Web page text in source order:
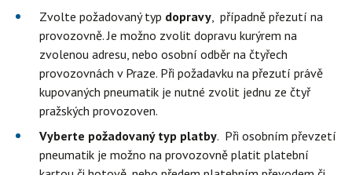
Zvolte požadovaný typ dopravy, případně přezutí na
provozovně. Je možno zvolit dopravu kurýrem na
zvolenou adresu, nebo osobní odběr na čtyřech
provozovnách v Praze. Při požadavku na přezutí právě
kupovaných pneumatik je nutné zvolit jednu ze čtyř
pražských provozoven.
Vyberte požadovaný typ platby. Při osobním převzetí
pneumatik je možno na provozovně platit platební